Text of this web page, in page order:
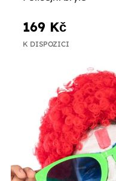
169 Kč
K DISPOZICI